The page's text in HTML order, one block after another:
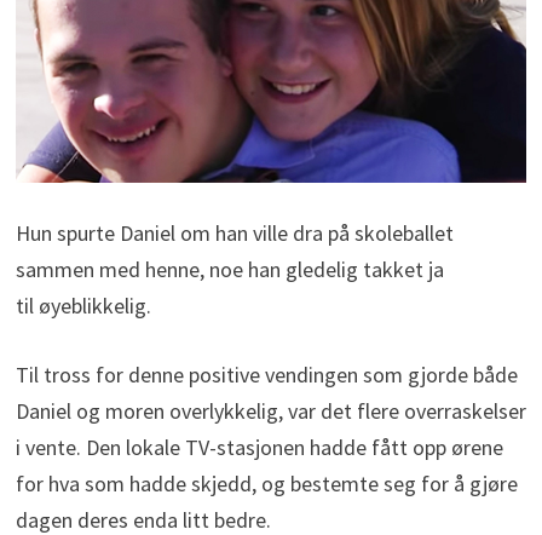
Hun spurte Daniel om han ville dra på skoleballet
sammen med henne, noe han gledelig takket ja
til øyeblikkelig.
Til tross for denne positive vendingen som gjorde både
Daniel og moren overlykkelig, var det flere overraskelser
i vente. Den lokale TV-stasjonen hadde fått opp ørene
for hva som hadde skjedd, og bestemte seg for å gjøre
dagen deres enda litt bedre.